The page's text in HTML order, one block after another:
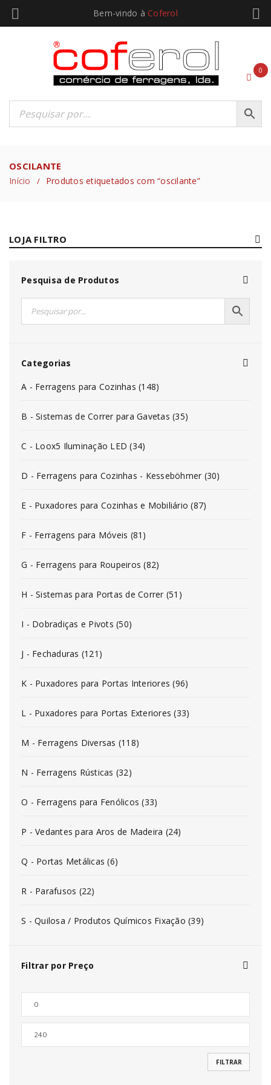
Bem-vindo à Coferol
0
OSCILANTE
Início / Produtos etiquetados com “oscilante”
LOJA FILTRO
Pesquisa de Produtos
Categorias
A - Ferragens para Cozinhas (148)
B - Sistemas de Correr para Gavetas (35)
C - Loox5 Iluminação LED (34)
D - Ferragens para Cozinhas - Kesseböhmer (30)
E - Puxadores para Cozinhas e Mobiliário (87)
F - Ferragens para Móveis (81)
G - Ferragens para Roupeiros (82)
H - Sistemas para Portas de Correr (51)
I - Dobradiças e Pivots (50)
J - Fechaduras (121)
K - Puxadores para Portas Interiores (96)
L - Puxadores para Portas Exteriores (33)
M - Ferragens Diversas (118)
N - Ferragens Rústicas (32)
O - Ferragens para Fenólicos (33)
P - Vedantes para Aros de Madeira (24)
Q - Portas Metálicas (6)
R - Parafusos (22)
S - Quilosa / Produtos Químicos Fixação (39)
Filtrar por Preço
FILTRAR